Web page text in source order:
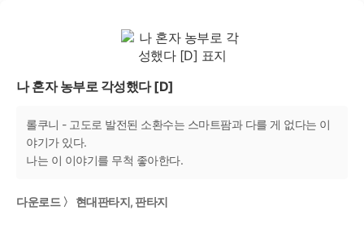
나 혼자 농부로 각성했다 [D]
롤쿠니 - 고도로 발전된 소환수는 스마트팜과 다를 게 없다는 이
야기가 있다.
나는 이 이야기를 무척 좋아한다.
다운로드 〉 현대판타지, 판타지